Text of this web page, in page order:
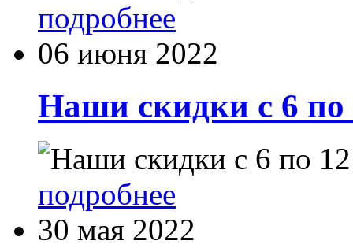
подробнее
06 июня 2022
Наши скидки с 6
подробнее
30 мая 2022